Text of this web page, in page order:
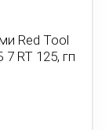
Red Tool
RT 125, гп